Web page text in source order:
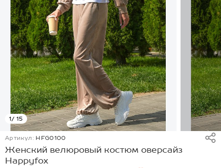
1/ 15
Артикул: HFG0100
Женский велюровый костюм оверсайз
Happyfox